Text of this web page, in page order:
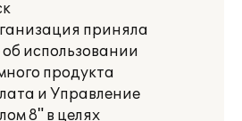
приняла
использовании
продукта
и Управление
8" в целях